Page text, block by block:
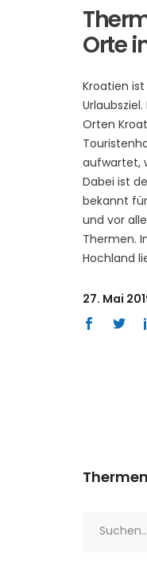
Orte
Kroatien
Orten
aufwartet,
Dabei ist
bekannt
und vor
Thermen.
Hochland
27. Mai